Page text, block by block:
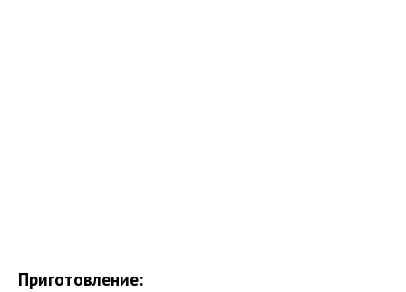
Приготовление: